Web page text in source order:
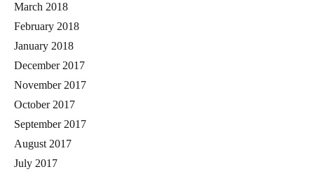
March 2018
February 2018
January 2018
December 2017
November 2017
October 2017
September 2017
August 2017
July 2017